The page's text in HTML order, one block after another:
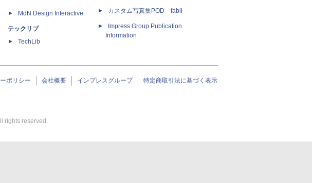
MdN Design Interactive
テックリブ
TechLib
カスタム写真集POD fabli
Impress Group Publication
Information
ポリシー 会社概要 インプレスグループ 特定商取引法に基づく表示
rights reserved.